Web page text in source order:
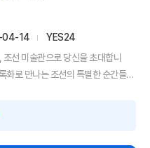
04-14
YES24
선 미술관으로 당신을 초대합니
화로 만나는 조선의 특별한 순간들문